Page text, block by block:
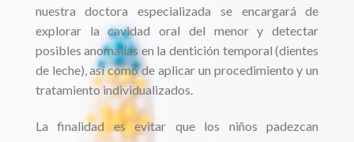
nuestra doctora especializada se encargará de
explorar la cavidad oral del menor y detectar
posibles anomalías en la dentición temporal (dientes
de leche), así como de aplicar un procedimiento y un
tratamiento individualizados.
La finalidad es evitar que los niños padezcan